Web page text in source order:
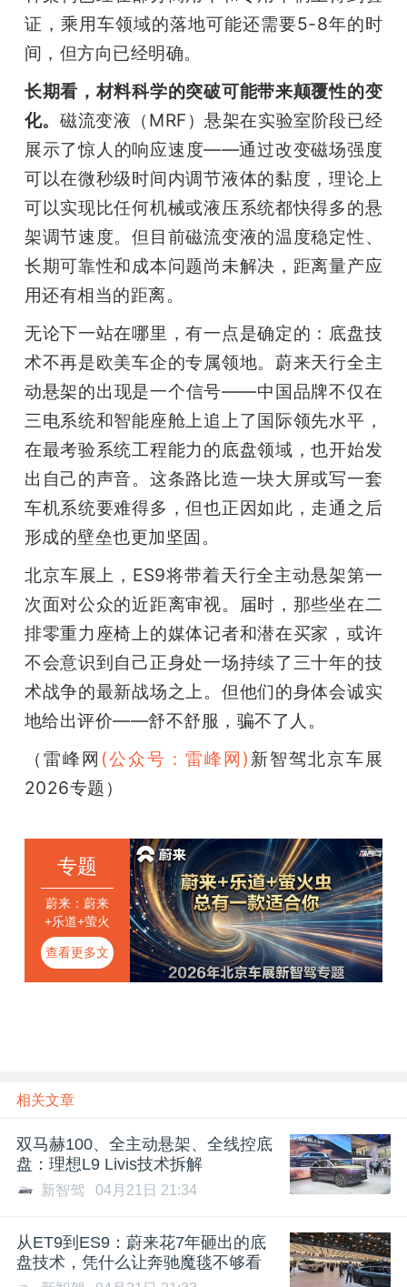
证，乘用车领域的落地可能还需要5-8年的时
间，但方向已经明确。
长期看，材料科学的突破可能带来颠覆性的变
化。磁流变液（MRF）悬架在实验室阶段已经
展示了惊人的响应速度——通过改变磁场强度
可以在微秒级时间内调节液体的黏度，理论上
可以实现比任何机械或液压系统都快得多的悬
架调节速度。但目前磁流变液的温度稳定性、
长期可靠性和成本问题尚未解决，距离量产应
用还有相当的距离。
无论下一站在哪里，有一点是确定的：底盘技
术不再是欧美车企的专属领地。蔚来天行全主
动悬架的出现是一个信号——中国品牌不仅在
三电系统和智能座舱上追上了国际领先水平，
在最考验系统工程能力的底盘领域，也开始发
出自己的声音。这条路比造一块大屏或写一套
车机系统要难得多，但也正因如此，走通之后
形成的壁垒也更加坚固。
北京车展上，ES9将带着天行全主动悬架第一
次面对公众的近距离审视。届时，那些坐在二
排零重力座椅上的媒体记者和潜在买家，或许
不会意识到自己正身处一场持续了三十年的技
术战争的最新战场之上。但他们的身体会诚实
地给出评价——舒不舒服，骗不了人。
（雷峰网 (公众号：雷峰网) 新智驾北京车展
2026专题）
专题
蔚来：蔚来
+乐道+萤火
虫，总有一
款适合你
查看更多文
章
相关文章
双马赫100、全主动悬架、全线控底
盘：理想L9 Livis技术拆解
新智驾 04月21日 21:34
从ET9到ES9：蔚来花7年砸出的底
盘技术，凭什么让奔驰魔毯不够看